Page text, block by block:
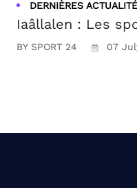
DERNIÈRES
Iaâllalen : Les
BY SPORT 24 07